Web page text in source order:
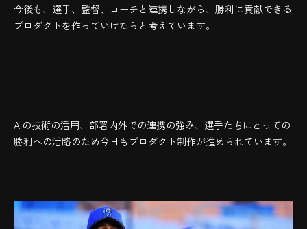
今後も、選手、監督、コーチと連携しながら、勝利に貢献できる
プロダクトを作っていけたらと考えています。
AIの技術の活用、部署内外での連携の強み、選手たちにとっての
勝利への活路のため今日もプロダクト制作が進められています。